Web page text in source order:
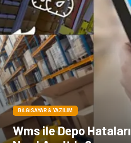
BILGISAYAR & YAZILIM
Wms ile Depo Hataları